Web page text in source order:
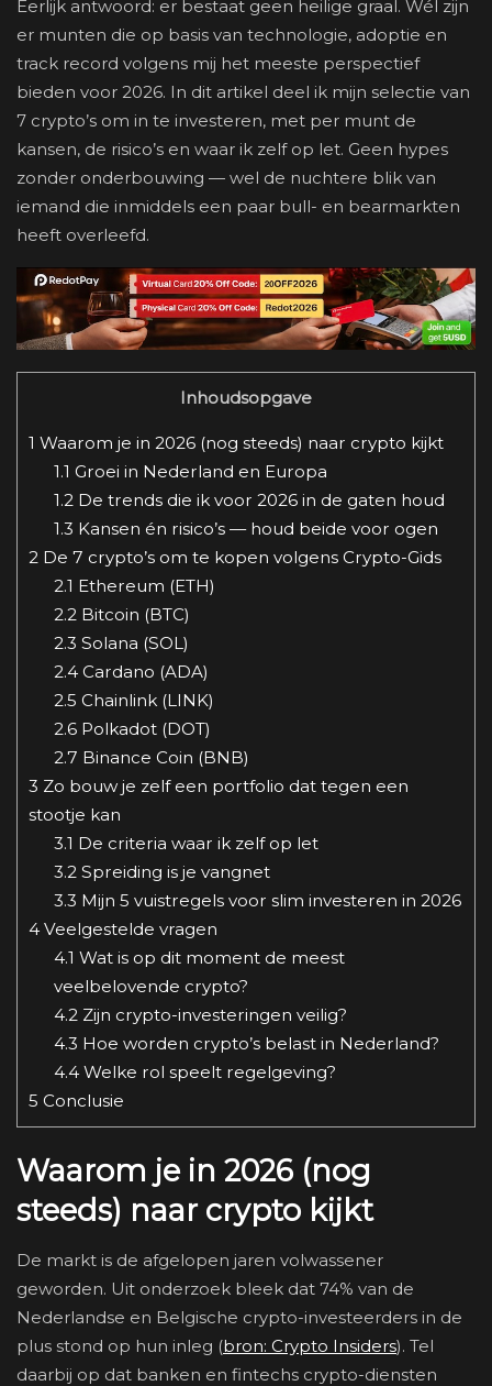
Eerlijk antwoord: er bestaat geen heilige graal. Wél zijn
er munten die op basis van technologie, adoptie en
track record volgens mij het meeste perspectief
bieden voor 2026. In dit artikel deel ik mijn selectie van
7 crypto’s om in te investeren, met per munt de
kansen, de risico’s en waar ik zelf op let. Geen hypes
zonder onderbouwing — wel de nuchtere blik van
iemand die inmiddels een paar bull- en bearmarkten
heeft overleefd.
Inhoudsopgave
1 Waarom je in 2026 (nog steeds) naar crypto kijkt
1.1 Groei in Nederland en Europa
1.2De trends die ik voor 2026 in de gaten houd
1.3 Kansen én risico’s — houd beide voor ogen
2 De 7 crypto’s om te kopen volgens Crypto-Gids
2.1 Ethereum (ETH)
2.2Bitcoin (BTC)
2.3 Solana (SOL)
2.4Cardano (ADA)
2.5 Chainlink (LINK)
2.6Polkadot (DOT)
2.7 Binance Coin (BNB)
3 Zo bouw je zelf een portfolio dat tegen een
stootje kan
3.1 De criteria waar ik zelf op let
3.2Spreiding is je vangnet
3.3 Mijn 5 vuistregels voor slim investeren in 2026
4 Veelgestelde vragen
4.1 Wat is op dit moment de meest
veelbelovende crypto?
4.2Zijn crypto-investeringen veilig?
4.3 Hoe worden crypto’s belast in Nederland?
4.4Welke rol speelt regelgeving?
5 Conclusie
Waarom je in 2026 (nog
steeds) naar crypto kijkt
De markt is de afgelopen jaren volwassener
geworden. Uit onderzoek bleek dat 74% van de
Nederlandse en Belgische crypto-investeerders in de
plus stond op hun inleg (bron: Crypto Insiders). Tel
daarbij op dat banken en fintechs crypto-diensten